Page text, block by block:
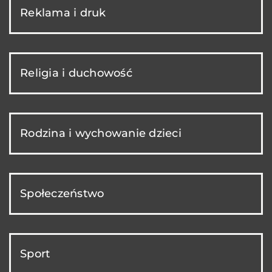
Reklama i druk
Religia i duchowość
Rodzina i wychowanie dzieci
Społeczeństwo
Sport